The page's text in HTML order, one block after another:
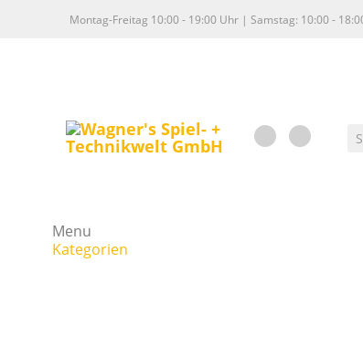
Montag-Freitag 10:00 - 19:00 Uhr | Samstag: 10:00 -
Menu
Kategorien